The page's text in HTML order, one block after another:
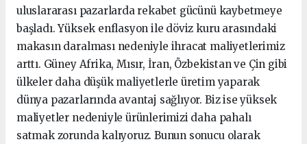
uluslararası pazarlarda rekabet gücünü kaybetmeye
başladı. Yüksek enflasyon ile döviz kuru arasındaki
makasın daralması nedeniyle ihracat maliyetlerimiz
arttı. Güney Afrika, Mısır, İran, Özbekistan ve Çin gibi
ülkeler daha düşük maliyetlerle üretim yaparak
dünya pazarlarında avantaj sağlıyor. Biz ise yüksek
maliyetler nedeniyle ürünlerimizi daha pahalı
satmak zorunda kalıyoruz. Bunun sonucu olarak